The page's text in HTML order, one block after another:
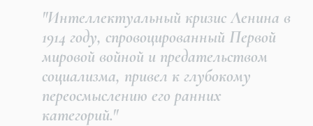
"Интеллектуальный кризис Ленина в
1914 году, спровоцированный Первой
мировой войной и предательством
социализма, привел к глубокому
переосмыслению его ранних
категорий."